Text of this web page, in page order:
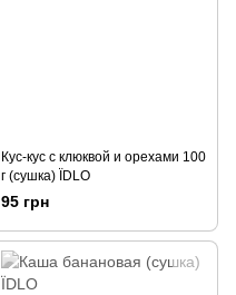
Кус-кус с клюквой и орехами 100
г (сушка) ЇDLO
95 грн